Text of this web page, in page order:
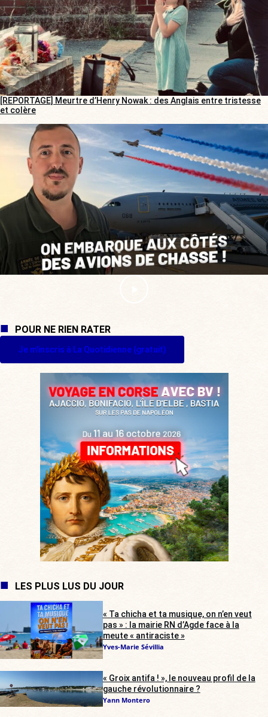
[REPORTAGE] Meurtre d’Henry Nowak : des Anglais entre tristesse
et colère
POUR NE RIEN RATER
Je m'inscris à La Quotidienne (gratuit)
LES PLUS LUS DU JOUR
« Ta chicha et ta musique, on n’en veut
pas » : la mairie RN d’Agde face à la
meute « antiraciste »
Yves-Marie Sévillia
« Groix antifa ! », le nouveau profil de la
gauche révolutionnaire ?
Yann Montero